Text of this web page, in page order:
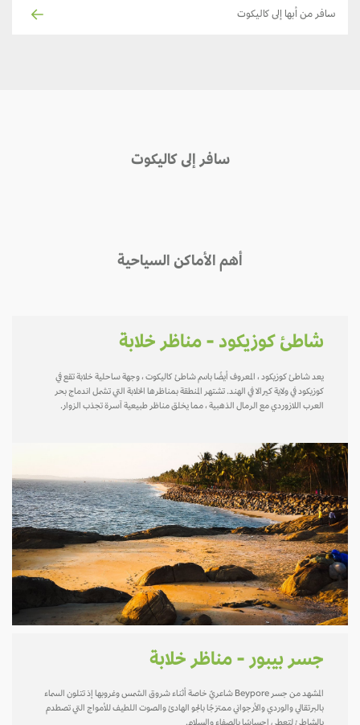
سافر من أبها إلى كاليكوت
سافر إلى كاليكوت
أهم الأماكن السياحية
شاطئ كوزيكود - مناظر خلابة
يعد شاطئ كوزيكود ، المعروف أيضًا باسم شاطئ كاليكوت ، وجهة ساحلية خلابة تقع في
كوزيكود في ولاية كيرالا في الهند. تشتهر المنطقة بمناظرها الخلابة التي تشمل اندماج بحر
العرب اللازوردي مع الرمال الذهبية ، مما يخلق مناظر طبيعية آسرة تجذب الزوار.
جسر بيبور - مناظر خلابة
المشهد من جسر Beypore شاعريٌ خاصة أثناء شروق الشمس وغروبها إذ تتلون السماء
بالبرتقالي والوردي والأرجواني ممتزجًا بالجو الهادئ والصوت اللطيف للأمواج التي تصطدم